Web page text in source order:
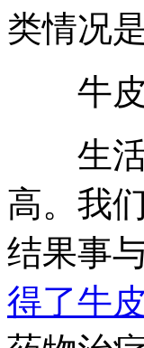
类情况
牛皮
生活
高。我
结果事
得了牛